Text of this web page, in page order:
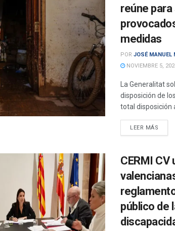
reúne
medidas
POR JOSÉ MANUEL
NOVIEMBRE 5,
La Generalitat
disposición de
total disposición
LEER MÁS
CERMI
público de